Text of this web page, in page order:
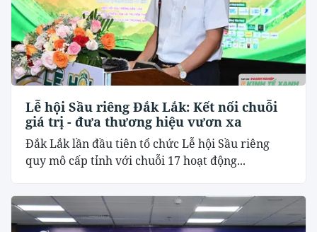
Lễ hội Sầu riêng Đắk Lắk: Kết nối chuỗi
giá trị - đưa thương hiệu vươn xa
Đắk Lắk lần đầu tiên tổ chức Lễ hội Sầu riêng
quy mô cấp tỉnh với chuỗi 17 hoạt động...